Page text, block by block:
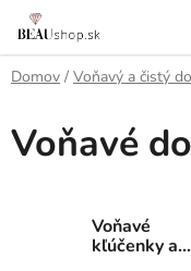
Prejsť
obsah
Domov / Voňavý a čistý
Voňavé
Voňavé
kľúčenky a